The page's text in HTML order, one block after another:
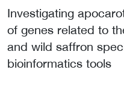
Investigating
of genes related to
and wild saffron
bioinformatics tools